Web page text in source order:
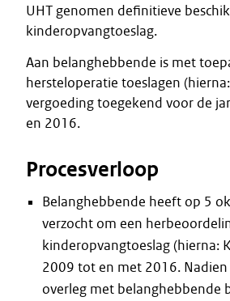
UHT genomen definitieve
kinderopvangtoeslag.
Aan belanghebbende is met
hersteloperatie toeslagen
vergoeding toegekend voor de
en 2016.
Procesverloop
Belanghebbende heeft op 5
verzocht om een
kinderopvangtoeslag (hierna:
2009 tot en met 2016. Nadien
overleg met belanghebbende